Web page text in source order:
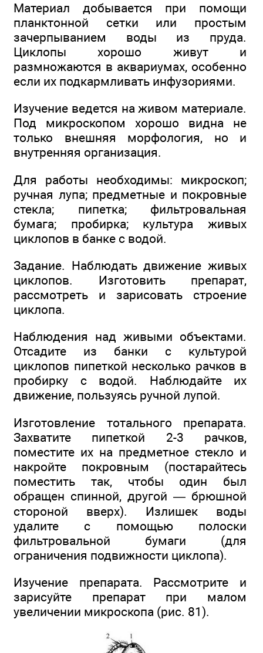
Материал добывается при помощи
планктонной сетки или простым
зачерпыванием воды из пруда.
Циклопы хорошо живут и
размножаются в аквариумах, особенно
если их подкармливать инфузориями.
Изучение ведется на живом материале.
Под микроскопом хорошо видна не
только внешняя морфология, но и
внутренняя организация.
Для работы необходимы: микроскоп;
ручная лупа; предметные и покровные
стекла; пипетка; фильтровальная
бумага; пробирка; культура живых
циклопов в банке с водой.
Задание. Наблюдать движение живых
циклопов. Изготовить препарат,
рассмотреть и зарисовать строение
циклопа.
Наблюдения над живыми объектами.
Отсадите из банки с культурой
циклопов пипеткой несколько рачков в
пробирку с водой. Наблюдайте их
движение, пользуясь ручной лупой.
Изготовление тотального препарата.
Захватите пипеткой 2-3 рачков,
поместите их на предметное стекло и
накройте покровным (постарайтесь
поместить так, чтобы один был
обращен спинной, другой — брюшной
стороной вверх). Излишек воды
удалите с помощью полоски
фильтровальной бумаги (для
ограничения подвижности циклопа).
Изучение препарата. Рассмотрите и
зарисуйте препарат при малом
увеличении микроскопа (рис. 81).